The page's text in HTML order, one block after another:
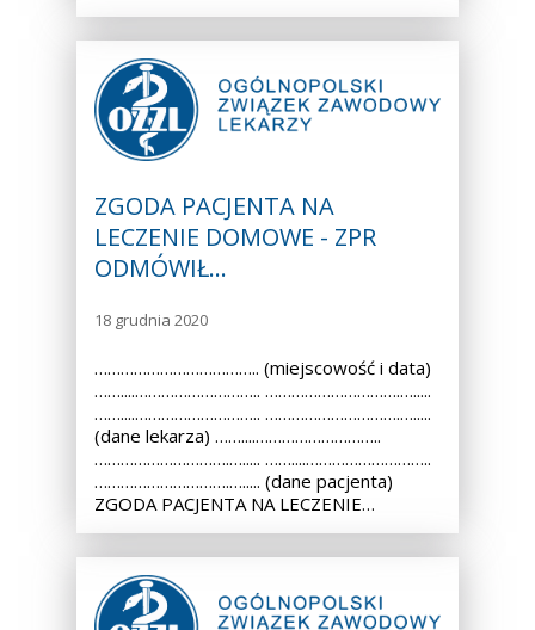
ZGODA PACJENTA NA
LECZENIE DOMOWE - ZPR
ODMÓWIŁ…
18 grudnia 2020
……………………………….. (miejscowość i data)
……....……………………….. ………………………….….....
……....……………………….. ………………………….….....
(dane lekarza) ……....………………………..
………………………….…..... ……....………………………..
………………………….…..... (dane pacjenta)
ZGODA PACJENTA NA LECZENIE…